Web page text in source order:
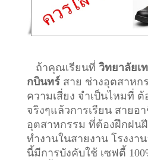
ถ้าคุณเรียนที่ วิทยาลัยเ
กบินทร์สาย ช่างอุตสาหก
ความเสี่ยง จำเป็นไหมที่ ต้
จริงๆแล้วการเรียน สายอ
อุตสาหกรรม ที่ต้องฝึกฝน
ทำงานในสายงาน โรงง
นี้มีการบังคับใช้ เซฟตี้